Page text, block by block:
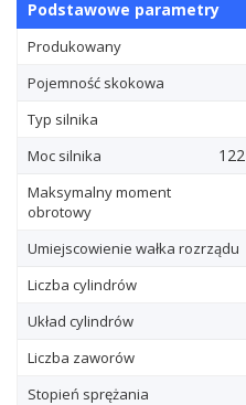
Podstawowe parametry
Produkowany
Pojemność skokowa
Typ silnika
Moc silnika 122
Maksymalny moment
obrotowy
Umiejscowienie wałka rozrządu
Liczba cylindrów
Układ cylindrów
Liczba zaworów
Stopień sprężania